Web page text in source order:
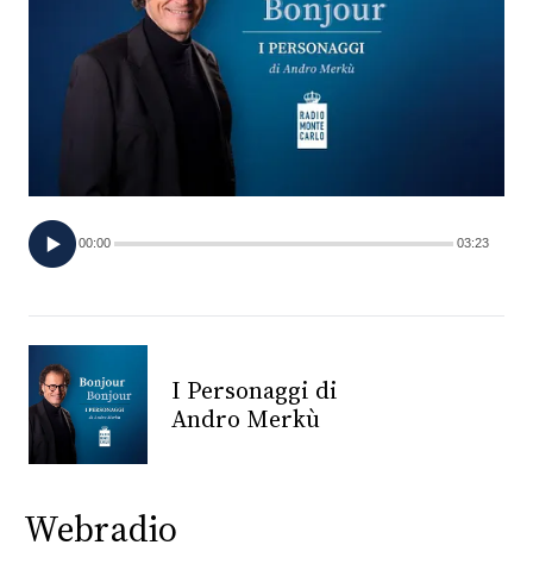
EVENTI
TV
PRINCIPATO
MONACO
RMC
CONSIGLIA
00:00 03:23
I Personaggi di
Andro Merkù
Webradio